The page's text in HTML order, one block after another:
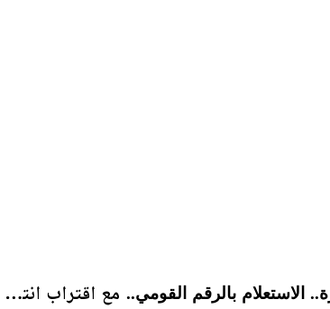
مع اقتراب انتهاء